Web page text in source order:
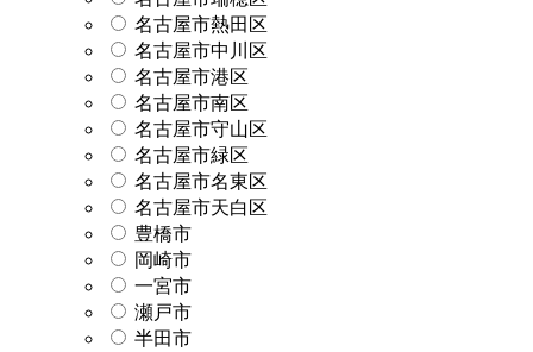
名古屋市熱田区
名古屋市中川区
名古屋市港区
名古屋市南区
名古屋市守山区
名古屋市緑区
名古屋市名東区
名古屋市天白区
豊橋市
岡崎市
一宮市
瀬戸市
半田市